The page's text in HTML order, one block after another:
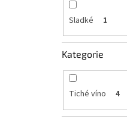
Sladké 1
Kategorie
Tiché víno 4